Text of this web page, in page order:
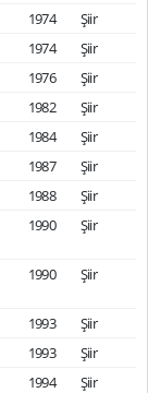
1974
Şiir
1974
Şiir
1976
Şiir
1982
Şiir
1984
Şiir
1987
Şiir
1988
Şiir
1990 Şiir
1990 Şiir
1993
Şiir
1993
Şiir
1994
Şiir